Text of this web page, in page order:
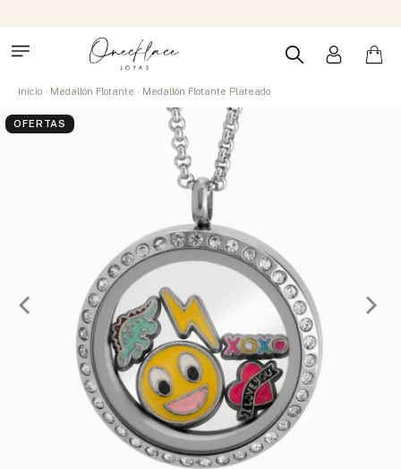
Inicio Medallón Flotante Medallón Flotante Plateado
OFERTAS